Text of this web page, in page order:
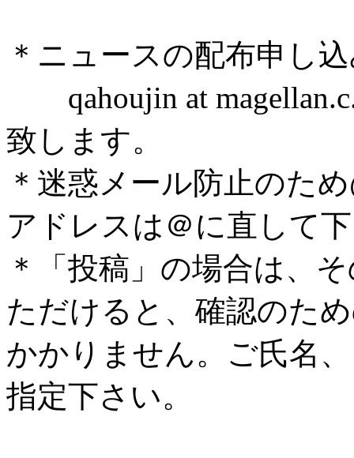
＊ニュースの配布申し
qahoujin at
致します。
＊ 迷惑メール防止のため
アドレスは＠に直して
＊「投稿」の場合は、
ただけると、確認のた
かかりません。ご氏名
指定下さい。